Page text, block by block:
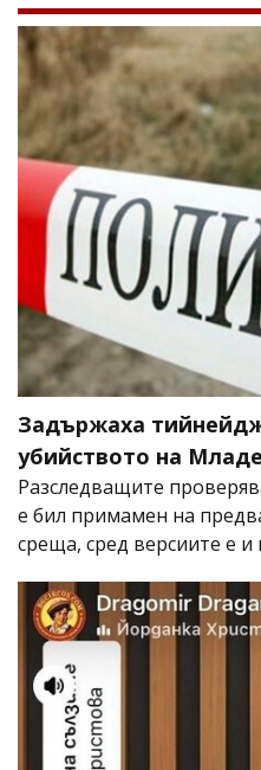
Задържаха
убийството на
Разследващите
е бил примамен на
среща, сред версиите е